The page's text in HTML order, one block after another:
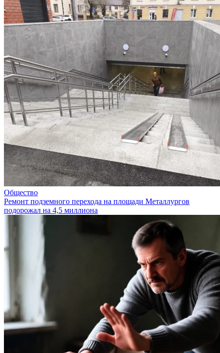
Общество
Ремонт подземного перехода на площади Металлургов
подорожал на 4,5 миллиона